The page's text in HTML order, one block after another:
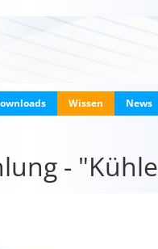
Wissen News
-